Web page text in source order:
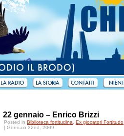
22 gennaio – Enrico Brizzi
Posted in Biblioteca fortitudina Ex giocatori Fortitudo
| Gennaio 22nd, 2009